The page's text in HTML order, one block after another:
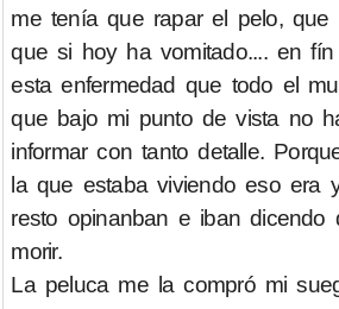
me tenía que rapar el pelo, que
que si hoy ha vomitado.... en
esta enfermedad que todo el
que bajo mi punto de vista no
informar con tanto detalle.
la que estaba viviendo eso era
resto opinanban e iban
morir.
La peluca me la compró mi